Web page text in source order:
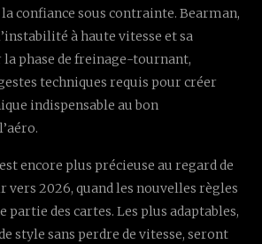
confiance sous contrainte. Bearman,
à haute vitesse et sa
la phase de freinage-tournant,
techniques requis pour créer
indispensable au bon
encore plus précieuse au regard de
2026, quand les nouvelles règles
des cartes. Les plus adaptables,
style sans perdre de vitesse, seront